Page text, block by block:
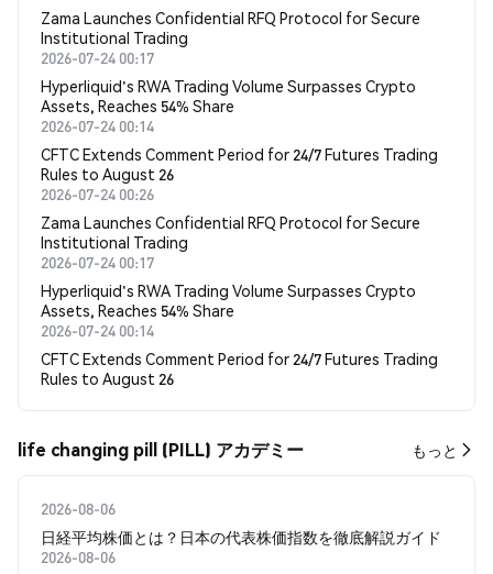
Zama Launches Confidential RFQ Protocol for Secure
Institutional Trading
2026-07-24 00:17
Hyperliquid's RWA Trading Volume Surpasses Crypto
Assets, Reaches 54% Share
2026-07-24 00:14
CFTC Extends Comment Period for 24/7 Futures Trading
Rules to August 26
2026-07-24 00:26
Zama Launches Confidential RFQ Protocol for Secure
Institutional Trading
2026-07-24 00:17
Hyperliquid's RWA Trading Volume Surpasses Crypto
Assets, Reaches 54% Share
2026-07-24 00:14
CFTC Extends Comment Period for 24/7 Futures Trading
Rules to August 26
life changing pill (PILL) アカデミー もっと
2026-08-06
日経平均株価とは？日本の代表株価指数を徹底解説ガイド
2026-08-06